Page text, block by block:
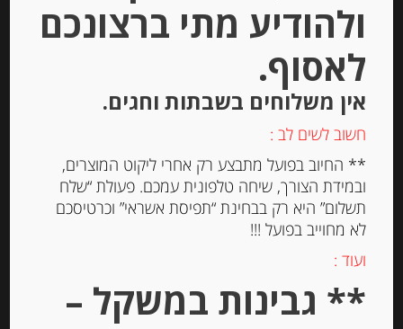
שומן DEFENDI Gorgonzola dolce
DOP
-
ולהודיע מתי ברצונכם
לאסוף.
אין משלוחים בשבתות וחגים.
חשוב לשים לב :
** החיוב בפועל מתבצע רק אחרי ליקוט המוצרים,
ובמידת הצורך, שיחה טלפונית עמכם. פעולת “שלח
תשלום” היא רק בבחינת “תפיסת אשראי” וכרטיסכם
לא מחוייב בפועל !!!
ועוד :
** גבינות במשקל –